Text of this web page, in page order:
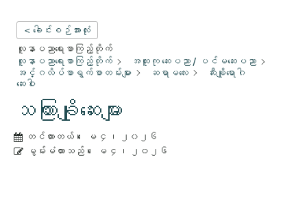
< ခေါင်းစဉ်အားလုံး
လူနာပညာရေးစာကြည့်တိုက်
လူနာပညာရေးစာကြည့်တိုက်
အထူးကု ဆေးပညာ / ပင်မဆေးပညာ
အင်္ဂလိပ်စာရွက်စာတမ်းများ
ဆရာမလေး
ဆီးချိုရောဂါ
ဆေးဝါး
သကြားချိုဆေးများ
တင်ထားတယ်။
ေမ ၄၊ ၂၀၂၆
မွမ်းမံထားသည်။
ေမ ၄၊ ၂၀၂၆